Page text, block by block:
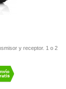
y receptor. 1 o 2